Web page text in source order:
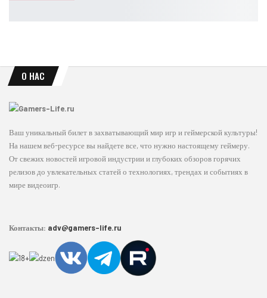
О НАС
Ваш уникальный билет в захватывающий мир игр и геймерской культуры!
На нашем веб-ресурсе вы найдете все, что нужно настоящему геймеру.
От свежих новостей игровой индустрии и глубоких обзоров горячих
релизов до увлекательных статей о технологиях, трендах и событиях в
мире видеоигр.
Контакты: adv@gamers-life.ru